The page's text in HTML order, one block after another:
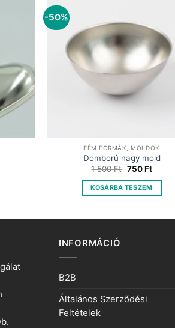
-50%
FÉM FORMÁK, MOLDOK
Domború nagy mold
1 500Ft Original
was:
1
750Ft
is:
750
KOSÁRBA TESZEM
INFORMÁCIÓ
B2B
Általános Szerződési
Feltételek